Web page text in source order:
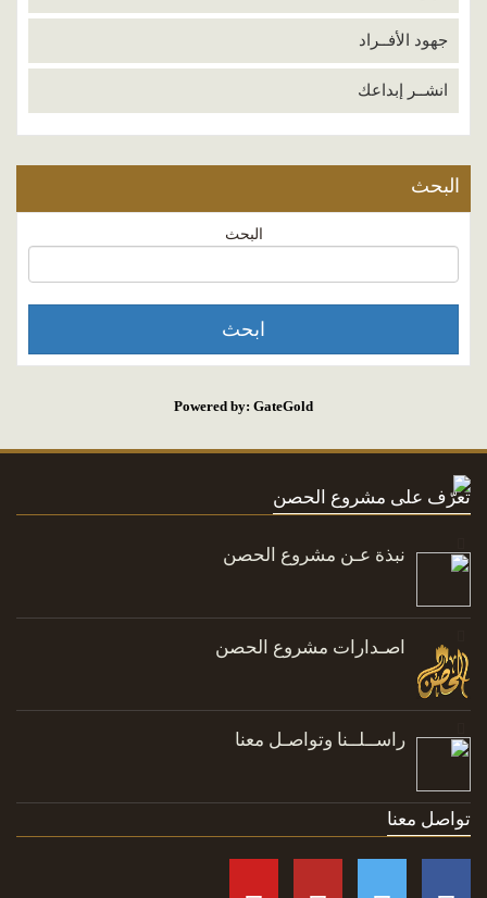
جهود الأفــراد
انشــر إبداعك
البحث
البحث
Powered by: GateGold
تعرّف على مشروع الحصن
نبذة عـن مشروع الحصن
اصـدارات مشروع الحصن
راســلــنا وتواصـل معنا
تواصل معنا